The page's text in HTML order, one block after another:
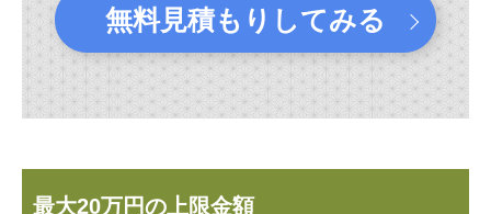
無料見積もりしてみる
最大20万円の上限金額